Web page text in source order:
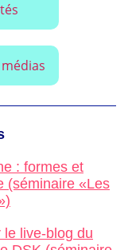
: formes et
(séminaire «Les
le live-blog du